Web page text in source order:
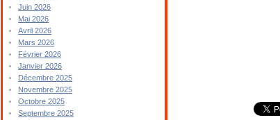
Juin 2026
Mai 2026
Avril 2026
Mars 2026
Février 2026
Janvier 2026
Décembre 2025
Novembre 2025
Octobre 2025
Septembre 2025